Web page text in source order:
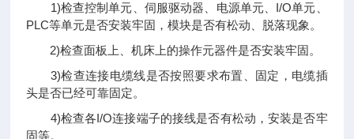
1)检查控制单元、伺服驱动器、电源单元、I/O单元、
PLC等单元是否安装牢固，模块是否有松动、脱落现象。
2)检查面板上、机床上的操作元器件是否安装牢固。
3)检查连接电缆线是否按照要求布置、固定，电缆插
头是否已经可靠固定。
4)检查各I/O连接端子的接线是否有松动，安装是否牢
固等。